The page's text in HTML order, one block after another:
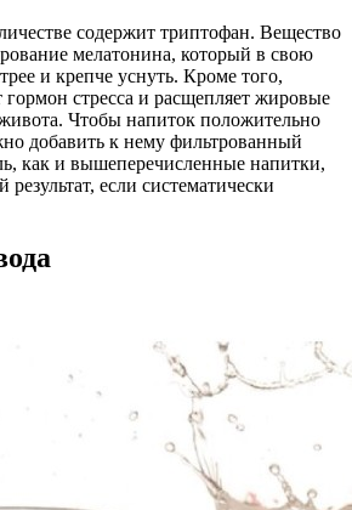
содержит триптофан. Вещество
мелатонина, который в свою
и крепче уснуть. Кроме того,
стресса и расщепляет жировые
Чтобы напиток положительно
добавить к нему фильтрованный
как и вышеперечисленные напитки,
результат, если систематически